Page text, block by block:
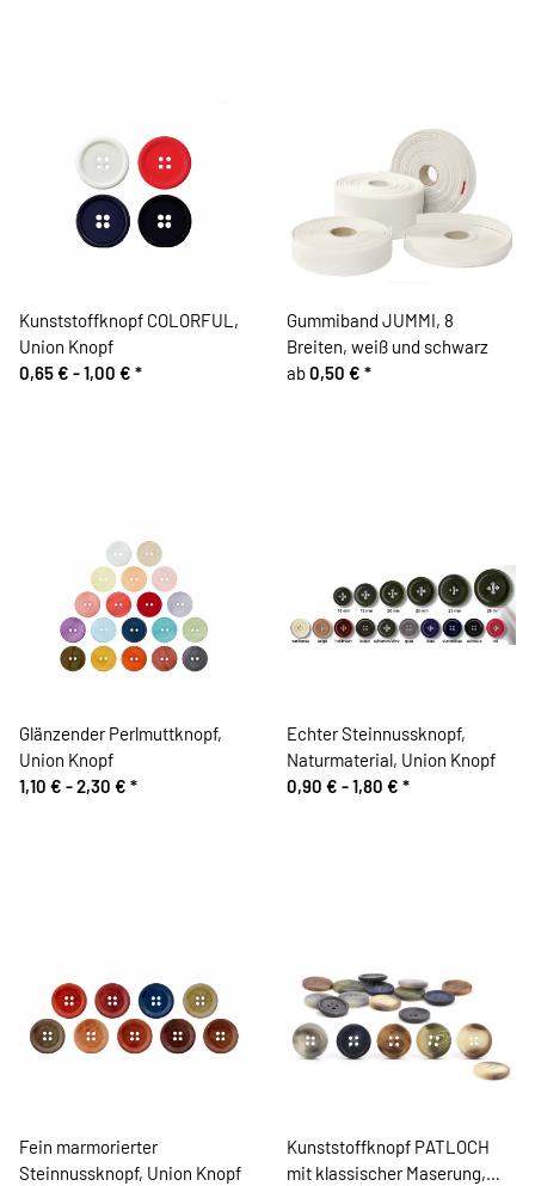
Kunststoffknopf COLORFUL,
Union Knopf
0,65 € -1,00 € *
Gummiband JUMMI, 8
Breiten, weiß und schwarz
ab0,50 € *
Glänzender Perlmuttknopf,
Union Knopf
1,10 € -2,30 € *
Echter Steinnussknopf,
Naturmaterial, Union Knopf
0,90 € -1,80 € *
Fein marmorierter
Steinnussknopf, Union Knopf
Kunststoffknopf PATLOCH
mit klassischer Maserung,